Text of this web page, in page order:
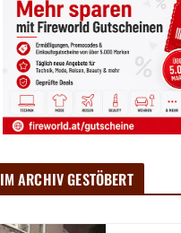
IM ARCHIV GESTÖBERT